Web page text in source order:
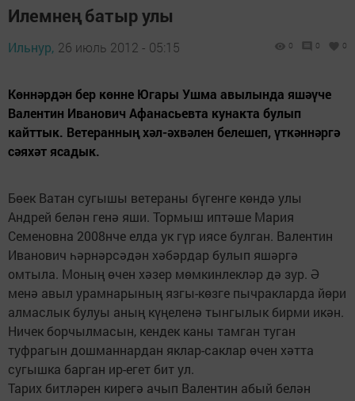
Илемнең батыр улы
Ильнур, 26 июль 2012 - 05:15 0 0 0
Көннәрдән бер көнне Югары Ушма авылында яшәүче
Валентин Иванович Афанасьевта кунакта булып
кайттык. Ветеранның хәл-әхвәлен белешеп, үткәннәргә
сәяхәт ясадык.
Бөек Ватан сугышы ветераны бүгенге көндә улы
Андрей белән генә яши. Тормыш иптәше Мария
Семеновна 2008нче елда ук гүр иясе булган. Валентин
Иванович һәрнәрсәдән хәбәрдар булып яшәргә
омтыла. Моның өчен хәзер мөмкинлекләр дә зур. Ә
менә авыл урамнарының язгы-көзге пычракларда йөри
алмаслык булуы аның күңеленә тынгылык бирми икән.
Ничек борчылмасын, кендек каны тамган туган
туфрагын дошманнардан яклар-саклар өчен хәтта
сугышка барган ир-егет бит ул.
Тарих битләрен кирегә ачып Валентин абый белән